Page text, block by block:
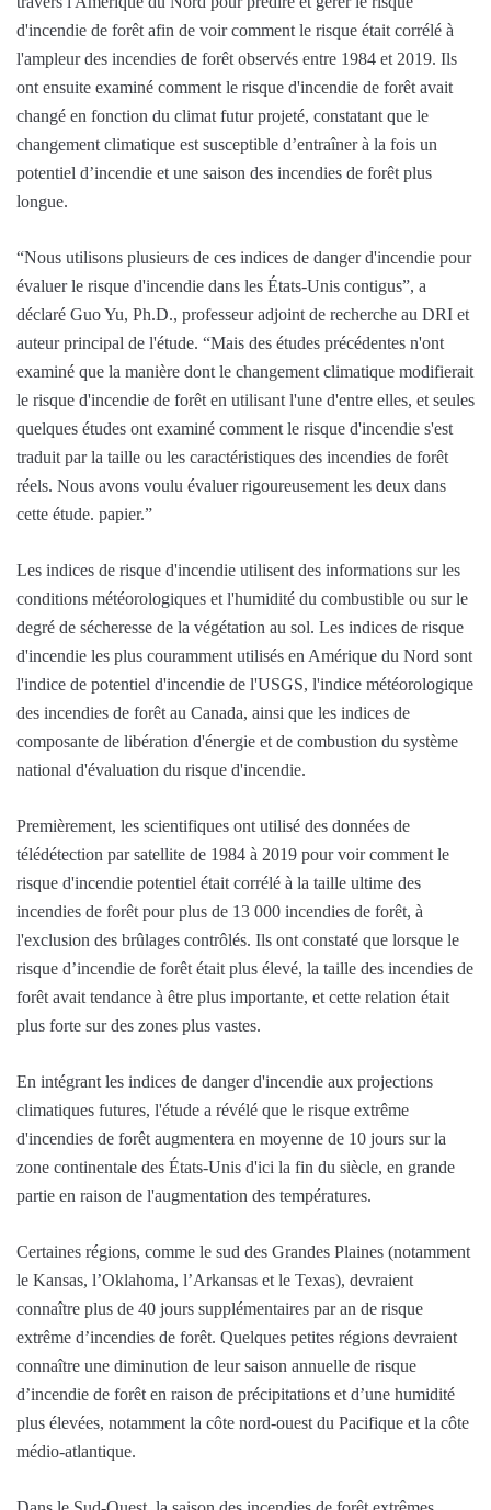
d'incendie de forêt afin de voir comment le risque était corrélé à
l'ampleur des incendies de forêt observés entre 1984 et 2019. Ils
ont ensuite examiné comment le risque d'incendie de forêt avait
changé en fonction du climat futur projeté, constatant que le
changement climatique est susceptible d’entraîner à la fois un
potentiel d’incendie et une saison des incendies de forêt plus
longue.
“Nous utilisons plusieurs de ces indices de danger d'incendie pour
évaluer le risque d'incendie dans les États-Unis contigus”, a
déclaré Guo Yu, Ph.D., professeur adjoint de recherche au DRI et
auteur principal de l'étude. “Mais des études précédentes n'ont
examiné que la manière dont le changement climatique modifierait
le risque d'incendie de forêt en utilisant l'une d'entre elles, et seules
quelques études ont examiné comment le risque d'incendie s'est
traduit par la taille ou les caractéristiques des incendies de forêt
réels. Nous avons voulu évaluer rigoureusement les deux dans
cette étude. papier.”
Les indices de risque d'incendie utilisent des informations sur les
conditions météorologiques et l'humidité du combustible ou sur le
degré de sécheresse de la végétation au sol. Les indices de risque
d'incendie les plus couramment utilisés en Amérique du Nord sont
l'indice de potentiel d'incendie de l'USGS, l'indice météorologique
des incendies de forêt au Canada, ainsi que les indices de
composante de libération d'énergie et de combustion du système
national d'évaluation du risque d'incendie.
Premièrement, les scientifiques ont utilisé des données de
télédétection par satellite de 1984 à 2019 pour voir comment le
risque d'incendie potentiel était corrélé à la taille ultime des
incendies de forêt pour plus de 13 000 incendies de forêt, à
l'exclusion des brûlages contrôlés. Ils ont constaté que lorsque le
risque d’incendie de forêt était plus élevé, la taille des incendies de
forêt avait tendance à être plus importante, et cette relation était
plus forte sur des zones plus vastes.
En intégrant les indices de danger d'incendie aux projections
climatiques futures, l'étude a révélé que le risque extrême
d'incendies de forêt augmentera en moyenne de 10 jours sur la
zone continentale des États-Unis d'ici la fin du siècle, en grande
partie en raison de l'augmentation des températures.
Certaines régions, comme le sud des Grandes Plaines (notamment
le Kansas, l’Oklahoma, l’Arkansas et le Texas), devraient
connaître plus de 40 jours supplémentaires par an de risque
extrême d’incendies de forêt. Quelques petites régions devraient
connaître une diminution de leur saison annuelle de risque
d’incendie de forêt en raison de précipitations et d’une humidité
plus élevées, notamment la côte nord-ouest du Pacifique et la côte
médio-atlantique.